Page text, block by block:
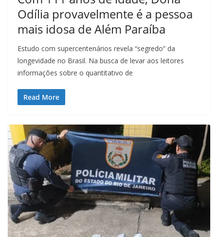
Odília provavelmente é a pessoa
mais idosa de Além Paraíba
Estudo com supercentenários revela “segredo” da
longevidade no Brasil. Na busca de levar aos leitores
informações sobre o quantitativo de
Read More